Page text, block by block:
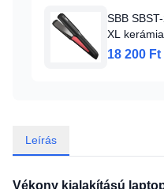
SBB
XL
18 200 Ft
Leírás
Vékony kialakítású